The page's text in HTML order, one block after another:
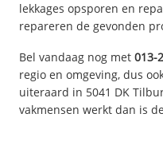
lekkages opsporen en
repareren de gevonden
Bel vandaag nog met 013-
regio en omgeving, dus
uiteraard in 5041 DK
vakmensen werkt dan is